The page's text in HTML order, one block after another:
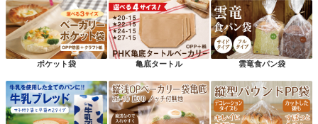
ポケット袋 亀底タートル 雲竜食パン袋